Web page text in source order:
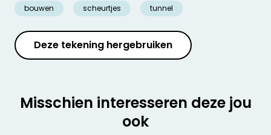
bouwen scheurtjes tunnel
Deze tekening hergebruiken
Misschien interesseren deze jou
ook